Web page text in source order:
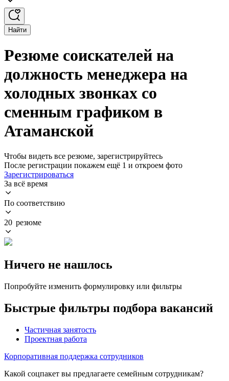
Найти
Резюме соискателей на
должность менеджера на
холодных звонках со
сменным графиком в
Атаманской
Чтобы видеть все резюме, зарегистрируйтесь
После регистрации покажем ещё 1 и откроем фото
Зарегистрироваться
За всё время
По соответствию
20 резюме
Ничего не нашлось
Попробуйте изменить формулировку или фильтры
Быстрые фильтры подбора вакансий
Частичная занятость
Проектная работа
Корпоративная поддержка сотрудников
Какой соцпакет вы предлагаете семейным сотрудникам?